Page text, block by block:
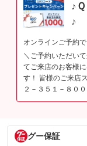
♪
♪
オンラインご予約で
＼ご予約いただい
てご来店のお客様
す！ 皆様のご来店
２－３５１－８００
グー保証